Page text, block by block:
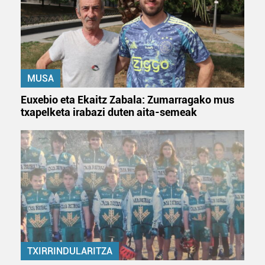
baliatzen gara. Ohar hau onartuz gero, teknologia hori
erabiltzeko baimen esplizitua ematen diguzu.Gehiago
irakurri
MUSA
Euxebio eta Ekaitz Zabala: Zumarragako mus
txapelketa irabazi duten aita-semeak
TXIRRINDULARITZA